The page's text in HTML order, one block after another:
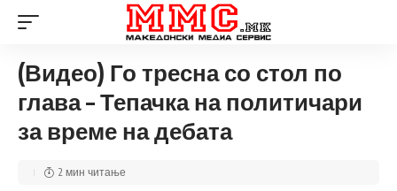
(Видео) Го тресна со стол по
глава – Тепачка на политичари
за време на дебата
2 мин читање